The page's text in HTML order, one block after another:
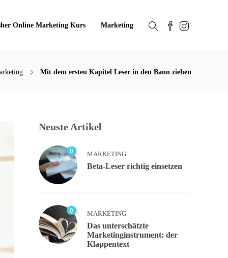
Online Marketing Kurs Marketing
Mit dem ersten Kapitel Leser in den Bann ziehen
Neuste Artikel
0 MARKETING
Beta-Leser richtig einsetzen
0 MARKETING
Das unterschätzte
Marketinginstrument: der
Klappentext